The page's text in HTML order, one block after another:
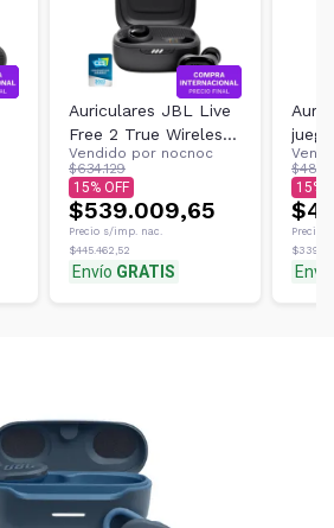
Auriculares JBL Live
Free 2 True Wireless
con cancelación de
ruido negros
Vendido por nocnoc
$634.129
15
$539.009,65
Precio s/imp. nac.
$445.462,52
Envío GRATIS
15
Precio